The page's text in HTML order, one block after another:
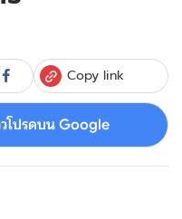
Copy link
โปรดบน Google